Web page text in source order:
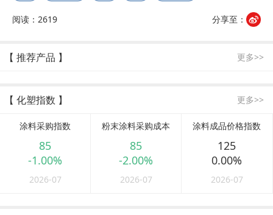
阅读：2619 分享至：
【 推荐产品 】 更多>>
【 化塑指数 】 更多>>
涂料采购指数
85
-1.00%
2026-07
粉末涂料采购成本
85
-2.00%
2026-07
涂料成品价格指数
125
0.00%
2026-07